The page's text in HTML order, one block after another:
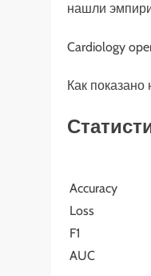
нашли
Cardiology
Как
Accuracy
Loss
F1
AUC